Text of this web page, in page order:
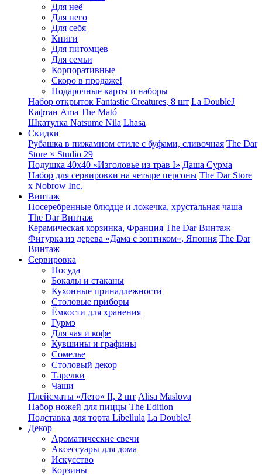
Для неё
Для него
Для себя
Книги
Для питомцев
Для семьи
Корпоративные
Скоро в продаже!
Подарочные карты и наборы
Набор открыток Fantastic Creatures, 8 шт La DoubleJ
Кафтан Ama The Mató
Шкатулка Natsume Nila Lhasa
Скидки
Рубашка в пижамном стиле с буфами, сливочная The Dar
Store × Studio 29
Подушка 40x40 «Изголовье из трав I» Даша Сурма
Набор для сервировки на четыре персоны The Dar Store
х Nobrow Inc.
Винтаж
Посеребренные блюдце и ложечка, хрустальная чаша
The Dar Винтаж
Керамическая корзинка, Франция The Dar Винтаж
Фигурка из дерева «Дама с зонтиком», Япония The Dar
Винтаж
Сервировка
Посуда
Бокалы и стаканы
Кухонные принадлежности
Столовые приборы
Ëмкости для хранения
Гурмэ
Для чая и кофе
Кувшины и графины
Сомелье
Столовый декор
Тарелки
Чаши
Плейсматы «Лето» II, 2 шт Alisa Maslova
Набор ножей для пиццы The Edition
Подставка для торта Libellula La DoubleJ
Декор
Ароматические свечи
Аксессуары для дома
Искусство
Корзины